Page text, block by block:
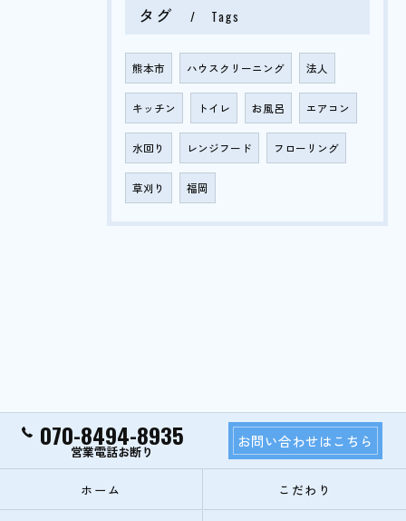
タグ Tags
熊本市 ハウスクリーニング 法人
キッチン トイレ お風呂 エアコン
水回り レンジフード フローリング
草刈り 福岡
070-8494-8935 お問い合わせはこちら
ホーム こだわり